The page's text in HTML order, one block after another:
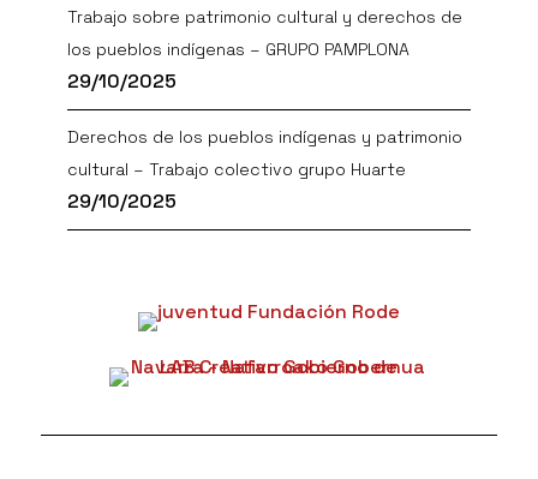
Trabajo sobre patrimonio cultural y derechos de
los pueblos indígenas – GRUPO PAMPLONA
29/10/2025
Derechos de los pueblos indígenas y patrimonio
cultural – Trabajo colectivo grupo Huarte
29/10/2025